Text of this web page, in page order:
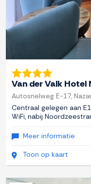
Van der Valk
Autosnelweg E-17,
Centraal gelegen aan
WiFi, nabij
Meer informatie
Toon op kaart